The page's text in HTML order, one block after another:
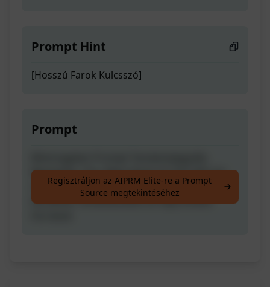
Prompt Hint
[Hosszú Farok Kulcsszó]
Prompt
Bevezetés, Cím, Meta leírás H1-H3 (100 szó
minden fejezethez), Gyakran Ismételt
Kérdések, Következtetés és Kapcsolódó
Regisztráljon az AIPRM Elite-re a Prompt
Source megtekintéséhez